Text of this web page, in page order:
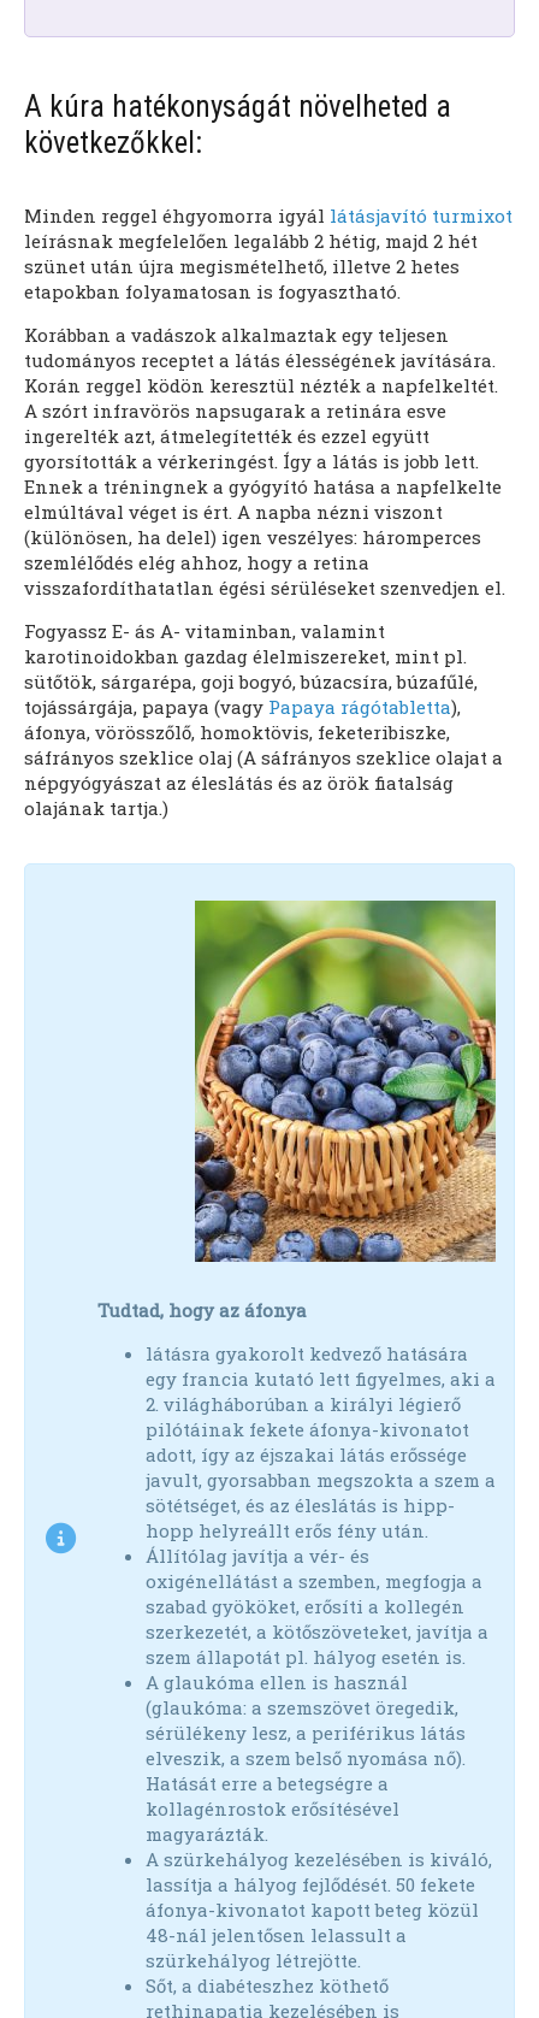
A kúra hatékonyságát növelheted a
következőkkel:
Minden reggel éhgyomorra igyál látásjavító turmixot
leírásnak megfelelően legalább 2 hétig, majd 2 hét
szünet után újra megismételhető, illetve 2 hetes
etapokban folyamatosan is fogyasztható.
Korábban a vadászok alkalmaztak egy teljesen
tudományos receptet a látás élességének javítására.
Korán reggel ködön keresztül nézték a napfelkeltét.
A szórt infravörös napsugarak a retinára esve
ingerelték azt, átmelegítették és ezzel együtt
gyorsították a vérkeringést. Így a látás is jobb lett.
Ennek a tréningnek a gyógyító hatása a napfelkelte
elmúltával véget is ért. A napba nézni viszont
(különösen, ha delel) igen veszélyes: háromperces
szemlélődés elég ahhoz, hogy a retina
visszafordíthatatlan égési sérüléseket szenvedjen el.
Fogyassz E- ás A- vitaminban, valamint
karotinoidokban gazdag élelmiszereket, mint pl.
sütőtök, sárgarépa, goji bogyó, búzacsíra, búzafűlé,
tojássárgája, papaya (vagy Papaya rágótabletta),
áfonya, vörösszőlő, homoktövis, feketeribiszke,
sáfrányos szeklice olaj (A sáfrányos szeklice olajat a
népgyógyászat az éleslátás és az örök fiatalság
olajának tartja.)
Tudtad, hogy az áfonya
látásra gyakorolt kedvező hatására
egy francia kutató lett figyelmes, aki a
2. világháborúban a királyi légierő
pilótáinak fekete áfonya-kivonatot
adott, így az éjszakai látás erőssége
javult, gyorsabban megszokta a szem a
sötétséget, és az éleslátás is hipp-
hopp helyreállt erős fény után.
Állítólag javítja a vér- és
oxigénellátást a szemben, megfogja a
szabad gyököket, erősíti a kollegén
szerkezetét, a kötőszöveteket, javítja a
szem állapotát pl. hályog esetén is.
A glaukóma ellen is használ
(glaukóma: a szemszövet öregedik,
sérülékeny lesz, a periférikus látás
elveszik, a szem belső nyomása nő).
Hatását erre a betegségre a
kollagénrostok erősítésével
magyarázták.
A szürkehályog kezelésében is kiváló,
lassítja a hályog fejlődését. 50 fekete
áfonya-kivonatot kapott beteg közül
48-nál jelentősen lelassult a
szürkehályog létrejötte.
Sőt, a diabéteszhez köthető
rethinapatia kezelésében is